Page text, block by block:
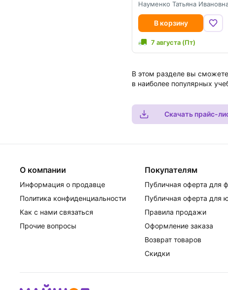
Науменко Татьяна
В корзину
7 августа (Пт)
В этом разделе вы
в наиболее популярных
Скачать прайс-
О компании
Информация о продавце
Политика конфиденциальности
Как с нами связаться
Прочие вопросы
Покупателям
Публичная оферта для
Публичная оферта для
Правила продажи
Оформление заказа
Возврат товаров
Скидки